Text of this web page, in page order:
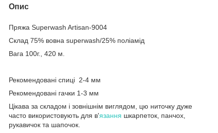
Опис
Пряжа Superwash Artisan-9004
Склад 75% вовна superwash/25% поліамід
Вага 100г., 420 м.
Рекомендовані спиці 2-4 мм
Рекомендовані гачки 1-3 мм
Цікава за складом і зовнішнім виглядом, цю ниточку дуже
часто використовують для в'язання шкарпеток, панчох,
рукавичок та шапочок.